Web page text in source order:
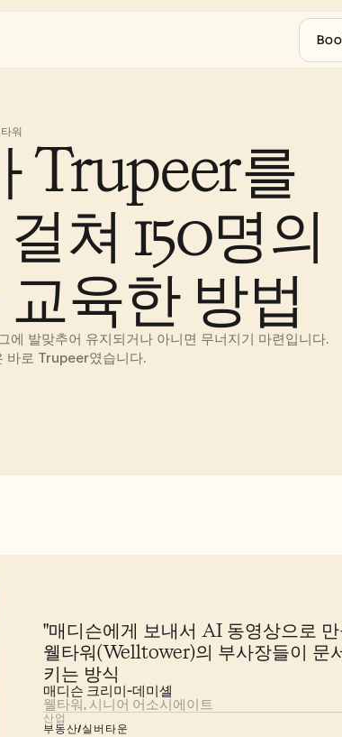
워 Trupeer를
쳐 150명의
육한 방법
발맞추어 유지되거나 아니면 무너지기 마련입니다.
로 Trupeer였습니다.
"매디슨에게 보내서 AI 동영상으로
웰타워(Welltower)의 부사장들이 문
키는 방식
매디슨 크리미-데미셸
웰타워, 시니어 어소시에이트
산업
부동산/실버타운